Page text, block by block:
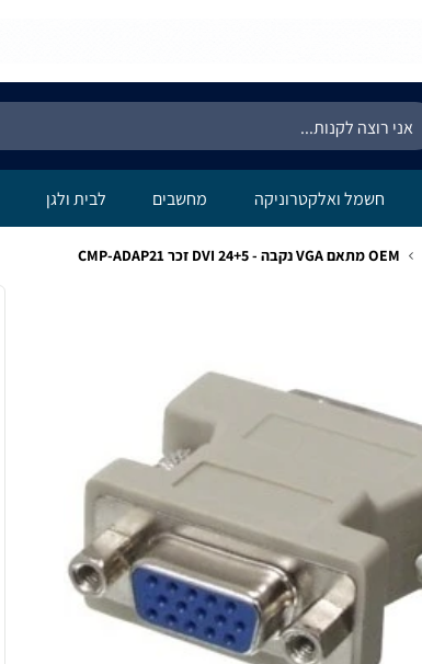
חשמל ואלקטרוניקה מחשבים לבית ולגן
OEM מתאם VGA נקבה - DVI 24+5 זכר CMP-ADAP21